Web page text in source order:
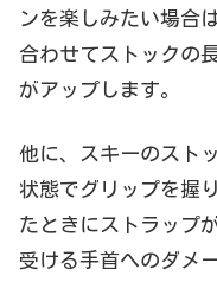
ンを楽しみたい場合
合わせてストックの
がアップします。
他に、スキーのスト
状態でグリップを握
たときにストラップ
受ける手首へのダメ